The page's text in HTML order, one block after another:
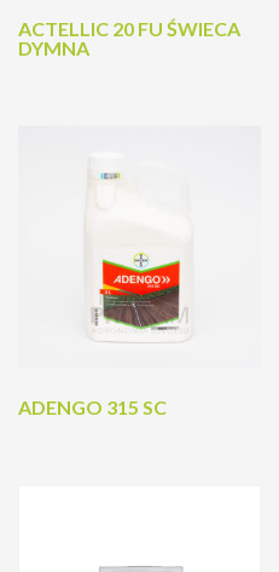
ACTELLIC 20 FU ŚWIECA
DYMNA
ADENGO 315 SC